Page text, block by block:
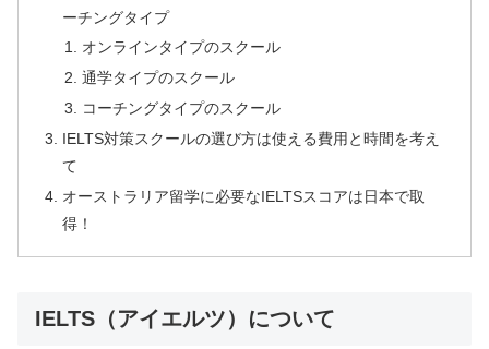
ーチングタイプ
オンラインタイプのスクール
通学タイプのスクール
コーチングタイプのスクール
IELTS対策スクールの選び方は使える費用と時間を考え
て
オーストラリア留学に必要なIELTSスコアは日本で取
得！
IELTS（アイエルツ）について